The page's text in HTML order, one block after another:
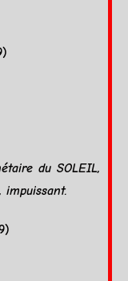
duSOLEIL,
impuissant.